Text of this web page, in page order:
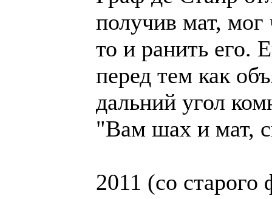
получив мат, мог
то и ранить его.
перед тем как
дальний угол
"Вам шах и мат,
2011 (со старого